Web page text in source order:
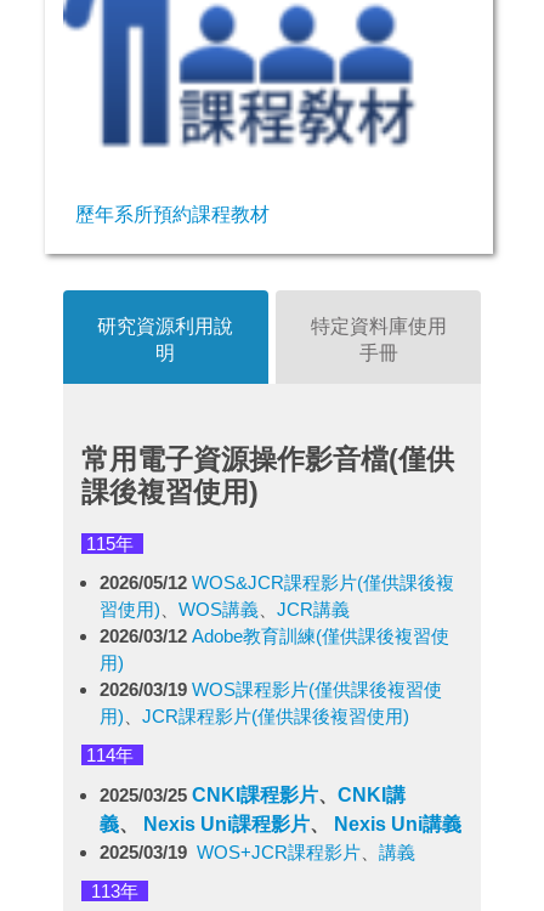
歷年系所預約課程教材
研究資源利用說
明
特定資料庫使用
手冊
常用電子資源操作影音檔(僅供
課後複習使用)
115年
2026/05/12 WOS&JCR課程影片(僅供課後複
習使用) 、WOS講義 、JCR講義
2026/03/12Adobe教育訓練(僅供課後複習使
用)
2026/03/19WOS課程影片(僅供課後複習使
用) 、JCR課程影片(僅供課後複習使用)
114年
2025/03/25CNKI課程影片、CNKI講
義、 Nexis Uni課程影片、 Nexis Uni講義
2025/03/19 WOS+JCR課程影片 、講義
113年